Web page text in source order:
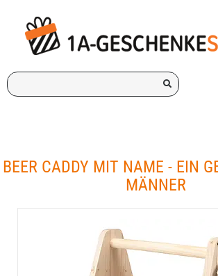
Ich
suche
BEER CADDY MIT NAME - EIN
MÄNNER